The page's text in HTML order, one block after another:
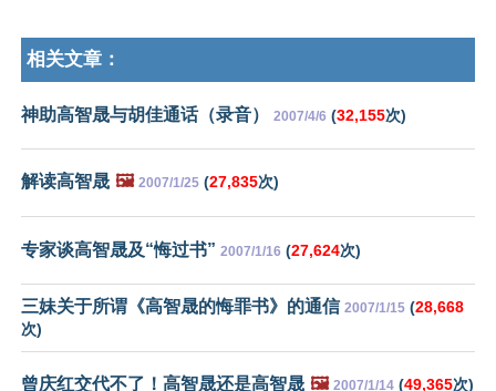
相关文章：
神助高智晟与胡佳通话（录音） 2007/4/6 (32,155次)
解读高智晟 🖼️ 2007/1/25 (27,835次)
专家谈高智晟及“悔过书” 2007/1/16 (27,624次)
三妹关于所谓《高智晟的悔罪书》的通信 2007/1/15 (28,668
次)
曾庆红交代不了！高智晟还是高智晟 🖼️ 2007/1/14 (49,365次)